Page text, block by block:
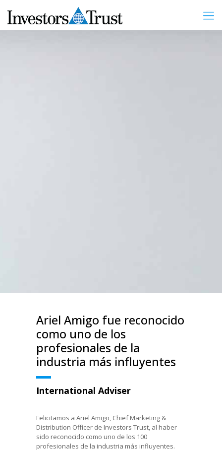
Ariel Amigo fue reconocido
como uno de los
profesionales de la
industria más influyentes
International Adviser
Felicitamos a Ariel Amigo, Chief Marketing &
Distribution Officer de Investors Trust, al haber
sido reconocido como uno de los 100
profesionales de la industria más influyentes.